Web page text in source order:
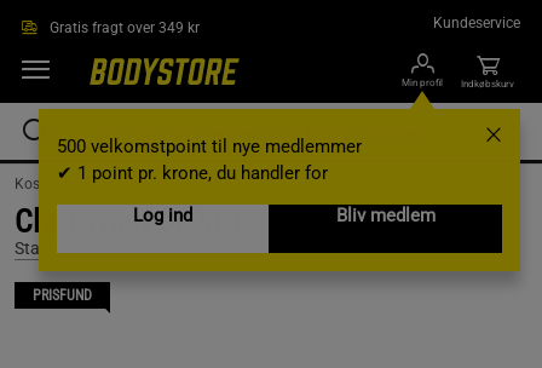
Gratis fragt over 349 kr Kundeservice
Min profil
500 velkomstpoint til nye medlemmer
✔ 1 point pr. krone, du handler for
Log ind
Bliv medlem
Indkøbskurv
Kosttilskud / Proteinpulver /Whey Proteinpulver
Clear Whey 500g, Passionfruit Peach
Star Nutrition
PRISFUND